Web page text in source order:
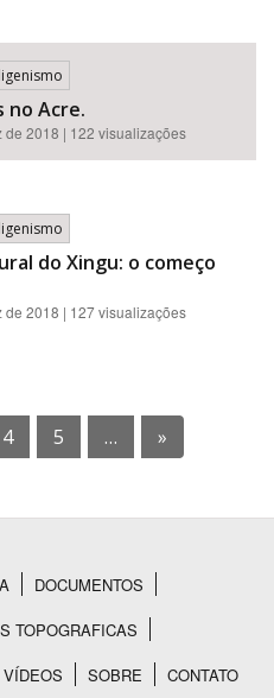
no Acre.
de 2018 | 122 visualizações
do Xingu: o começo
de 2018 | 127 visualizações
4 5 … »
DOCUMENTOS
TOPOGRAFICAS
VÍDEOS SOBRE CONTATO